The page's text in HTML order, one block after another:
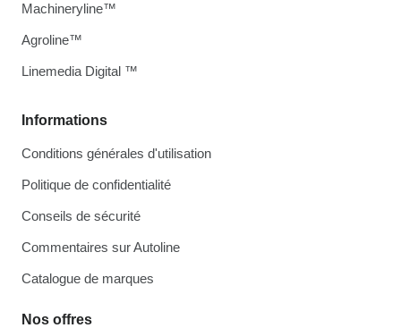
Informations
Conditions générales d'utilisation
Politique de confidentialité
Conseils de sécurité
Commentaires sur Autoline
Catalogue de marques
Nos offres
Machineryline™
Agroline™
Linemedia Digital ™